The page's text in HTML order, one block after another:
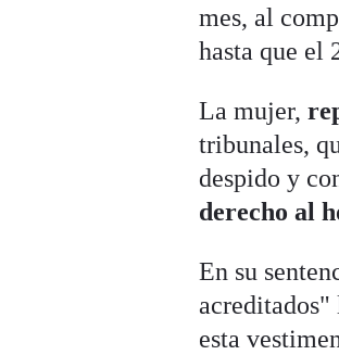
mes, al
hasta que el
La mujer,
tribunales,
despido y
derecho al
En su
acreditados"
esta